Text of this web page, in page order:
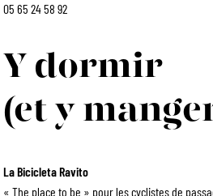
05 65 24 58 92
Y dormir
(et y
La Bicicleta Ravito
« The place to be » pour les cyclistes de